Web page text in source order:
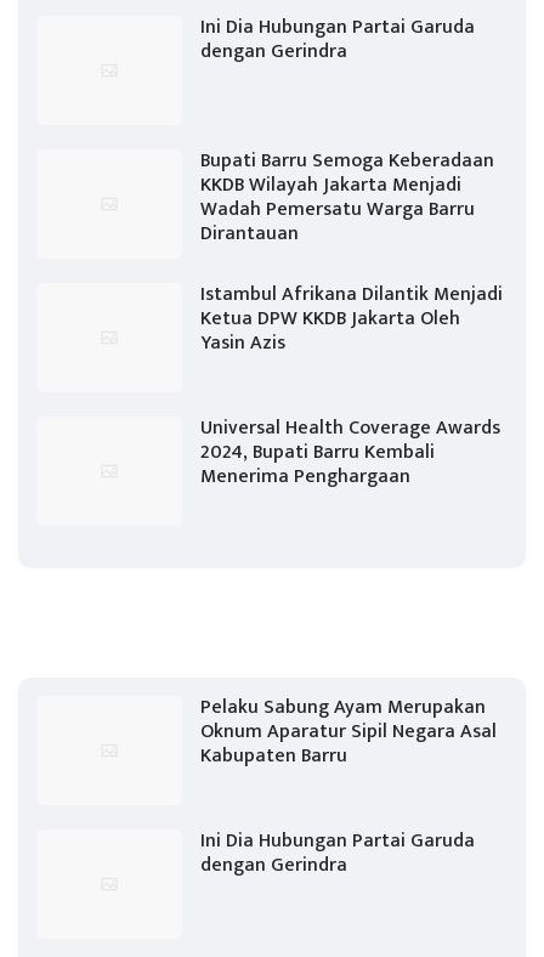
Ini Dia Hubungan Partai Garuda
dengan Gerindra
Bupati Barru Semoga Keberadaan
KKDB Wilayah Jakarta Menjadi
Wadah Pemersatu Warga Barru
Dirantauan
Istambul Afrikana Dilantik Menjadi
Ketua DPW KKDB Jakarta Oleh
Yasin Azis
Universal Health Coverage Awards
2024, Bupati Barru Kembali
Menerima Penghargaan
Pelaku Sabung Ayam Merupakan
Oknum Aparatur Sipil Negara Asal
Kabupaten Barru
Ini Dia Hubungan Partai Garuda
dengan Gerindra